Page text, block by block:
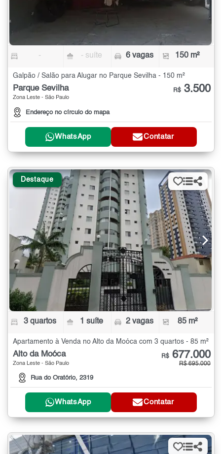
- - suíte 6 vagas 150 m²
Galpão / Salão para Alugar no Parque Sevilha - 150 m²
Parque Sevilha
Zona Leste - São Paulo
Endereço no círculo do mapa
R$ 3.500
WhatsApp Contatar
Destaque
3 quartos 1 suíte 2 vagas 85 m²
Apartamento à Venda no Alto da Moóca com 3 quartos - 85 m²
Alto da Moóca
Zona Leste - São Paulo
Rua do Oratório, 2319
R$ 677.000
R$ 695.000
WhatsApp Contatar